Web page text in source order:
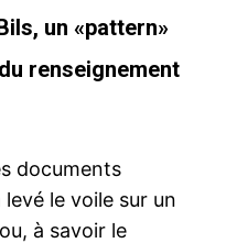
un «pattern»
renseignement
documents
le voile sur un
à savoir le